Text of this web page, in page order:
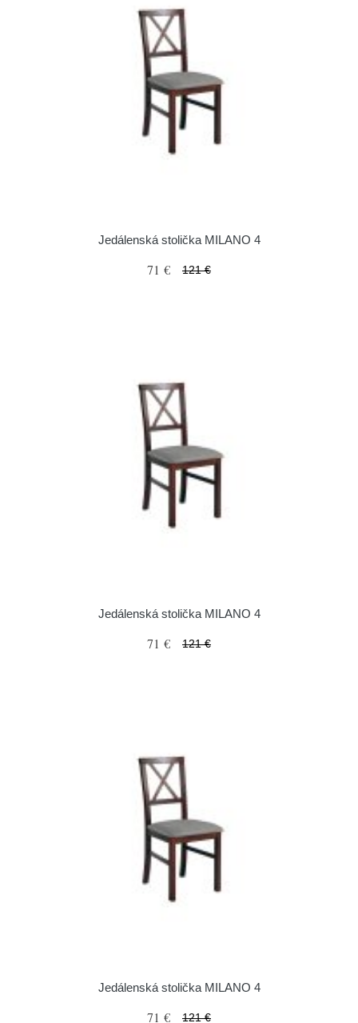
Jedálenská stolička MILANO 4
71 € 121 €
Jedálenská stolička MILANO 4
71 € 121 €
Jedálenská stolička MILANO 4
71 € 121 €